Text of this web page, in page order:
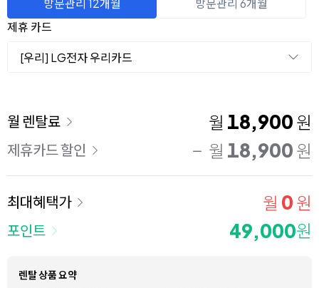
방문관리 12개월
방문관리 6개월
제휴 카드
[우리] LG전자 우리카드
이용 요금
월 렌탈료 월 18,900 원
제휴카드 할인 월 18,900 원
최대혜택가 월 0 원
포인트 49,000원
렌탈 상품 요약